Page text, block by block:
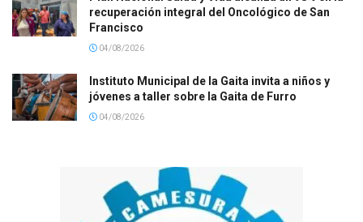
recuperación integral del Oncológico de San
Francisco
04/08/2026
Instituto Municipal de la Gaita invita a niños y
jóvenes a taller sobre la Gaita de Furro
04/08/2026